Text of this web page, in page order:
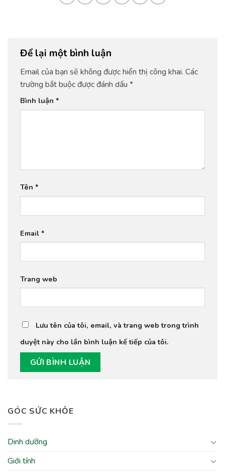
GÓC SỨC KHỎE
Dinh dưỡng
Giới tính
Để lại một bình luận
Email của bạn sẽ không được hiển thị công khai. Các
trường bắt buộc được đánh dấu *
Bình luận *
Tên *
Email *
Trang web
Lưu tên của tôi, email, và trang web trong trình
duyệt này cho lần bình luận kế tiếp của tôi.